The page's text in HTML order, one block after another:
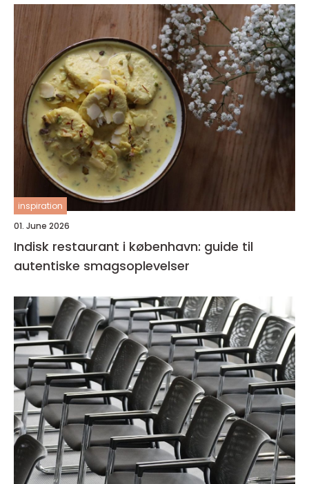
inspiration
01. June 2026
Indisk restaurant i københavn: guide til
autentiske smagsoplevelser